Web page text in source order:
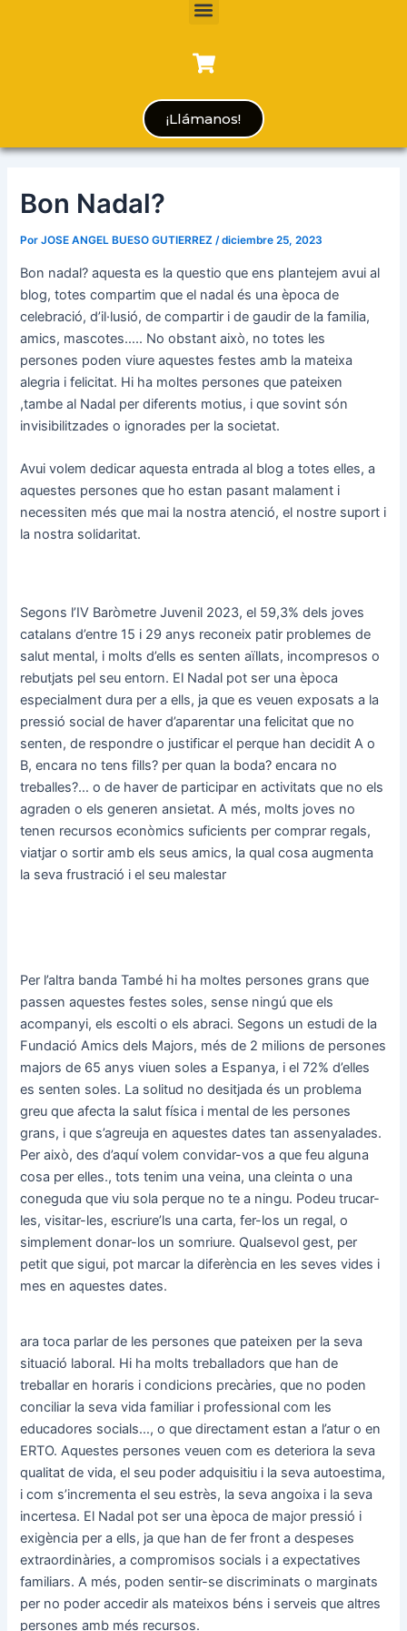
Menu
¡Llámanos!
Bon Nadal?
PorJOSE ANGEL BUESO GUTIERREZ/diciembre 25, 2023
Bon nadal? aquesta es la questio que ens plantejem avui al
blog, totes compartim que el nadal és una època de
celebració, d’il·lusió, de compartir i de gaudir de la familia,
amics, mascotes….. No obstant això, no totes les
persones poden viure aquestes festes amb la mateixa
alegria i felicitat. Hi ha moltes persones que pateixen
,tambe al Nadal per diferents motius, i que sovint són
invisibilitzades o ignorades per la societat.
Avui volem dedicar aquesta entrada al blog a totes elles, a
aquestes persones que ho estan pasant malament i
necessiten més que mai la nostra atenció, el nostre suport i
la nostra solidaritat.
Segons l’IV Baròmetre Juvenil 2023, el 59,3% dels joves
catalans d’entre 15 i 29 anys reconeix patir problemes de
salut mental, i molts d’ells es senten aïllats, incompresos o
rebutjats pel seu entorn. El Nadal pot ser una època
especialment dura per a ells, ja que es veuen exposats a la
pressió social de haver d’aparentar una felicitat que no
senten, de respondre o justificar el perque han decidit A o
B, encara no tens fills? per quan la boda? encara no
treballes?… o de haver de participar en activitats que no els
agraden o els generen ansietat. A més, molts joves no
tenen recursos econòmics suficients per comprar regals,
viatjar o sortir amb els seus amics, la qual cosa augmenta
la seva frustració i el seu malestar
Per l’altra banda També hi ha moltes persones grans que
passen aquestes festes soles, sense ningú que els
acompanyi, els escolti o els abraci. Segons un estudi de la
Fundació Amics dels Majors, més de 2 milions de persones
majors de 65 anys viuen soles a Espanya, i el 72% d’elles
es senten soles. La solitud no desitjada és un problema
greu que afecta la salut física i mental de les persones
grans, i que s’agreuja en aquestes dates tan assenyalades.
Per això, des d’aquí volem convidar-vos a que feu alguna
cosa per elles., tots tenim una veina, una cleinta o una
coneguda que viu sola perque no te a ningu. Podeu trucar-
les, visitar-les, escriure’ls una carta, fer-los un regal, o
simplement donar-los un somriure. Qualsevol gest, per
petit que sigui, pot marcar la diferència en les seves vides i
mes en aquestes dates.
ara toca parlar de les persones que pateixen per la seva
situació laboral. Hi ha molts treballadors que han de
treballar en horaris i condicions precàries, que no poden
conciliar la seva vida familiar i professional com les
educadores socials…, o que directament estan a l’atur o en
ERTO. Aquestes persones veuen com es deteriora la seva
qualitat de vida, el seu poder adquisitiu i la seva autoestima,
i com s’incrementa el seu estrès, la seva angoixa i la seva
incertesa. El Nadal pot ser una època de major pressió i
exigència per a ells, ja que han de fer front a despeses
extraordinàries, a compromisos socials i a expectatives
familiars. A més, poden sentir-se discriminats o marginats
per no poder accedir als mateixos béns i serveis que altres
persones amb més recursos.